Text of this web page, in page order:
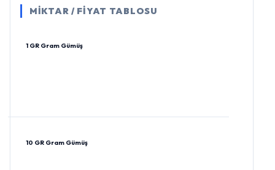
MİKTAR / FİYAT TABLOSU
1 GR Gram Gümüş
10 GR Gram Gümüş